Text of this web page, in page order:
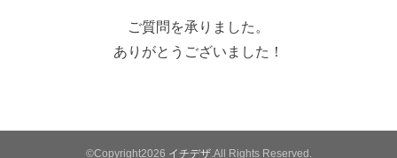
ご質問を承りました。
ありがとうございました！
©Copyright2026 イチデザ.All Rights Reserved.